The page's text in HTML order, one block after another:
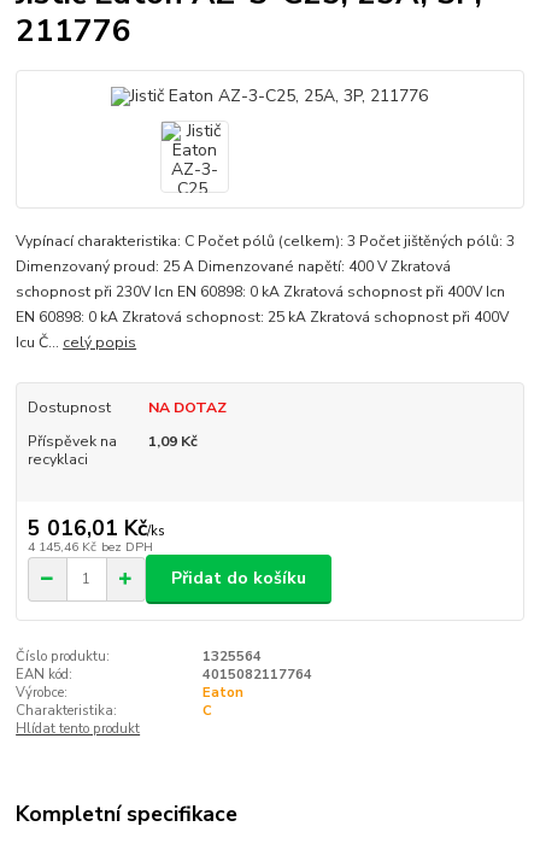
211776
Vypínací charakteristika: C Počet pólů (celkem): 3 Počet jištěných pólů: 3
Dimenzovaný proud: 25 A Dimenzované napětí: 400 V Zkratová
schopnost při 230V Icn EN 60898: 0 kA Zkratová schopnost při 400V Icn
EN 60898: 0 kA Zkratová schopnost: 25 kA Zkratová schopnost při 400V
Icu Č... celý popis
Dostupnost
NA DOTAZ
Příspěvek na
recyklaci
1,09 Kč
5 016,01 Kč/ks
4 145,46 Kč bez DPH
Přidat do košíku
Číslo produktu:
1325564
EAN kód:
4015082117764
Výrobce:
Eaton
Charakteristika:
C
Hlídat tento produkt
Kompletní specifikace